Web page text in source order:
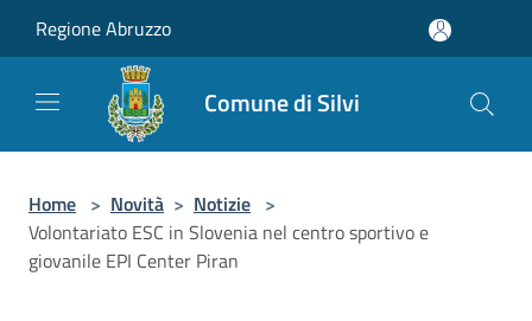
Regione Abruzzo
Comune di Silvi
Home > Novità > Notizie >
Volontariato ESC in Slovenia nel centro sportivo e
giovanile EPI Center Piran